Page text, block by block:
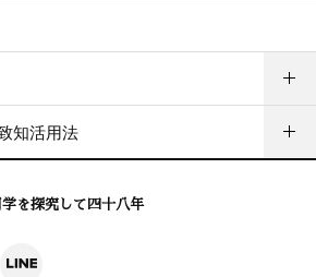
知活用法
学を探究して四十八年